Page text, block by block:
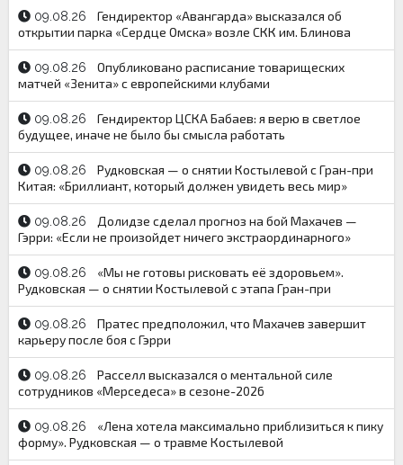
09.08.26
Гендиректор «Авангарда» высказался об
открытии парка «Сердце Омска» возле СКК им. Блинова
09.08.26
Опубликовано расписание товарищеских
матчей «Зенита» с европейскими клубами
09.08.26
Гендиректор ЦСКА Бабаев: я верю в светлое
будущее, иначе не было бы смысла работать
09.08.26
Рудковская — о снятии Костылевой с Гран-при
Китая: «Бриллиант, который должен увидеть весь мир»
09.08.26
Долидзе сделал прогноз на бой Махачев —
Гэрри: «Если не произойдет ничего экстраординарного»
09.08.26
«Мы не готовы рисковать её здоровьем».
Рудковская — о снятии Костылевой с этапа Гран-при
09.08.26
Пратес предположил, что Махачев завершит
карьеру после боя с Гэрри
09.08.26
Расселл высказался о ментальной силе
сотрудников «Мерседеса» в сезоне-2026
09.08.26
«Лена хотела максимально приблизиться к пику
форму». Рудковская — о травме Костылевой